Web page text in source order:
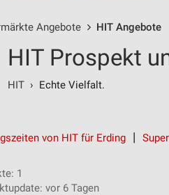
Angebote HIT Angebote
HIT Prospekt
HIT › Echte Vielfalt.
von HIT für Erding
1
vor 6 Tagen